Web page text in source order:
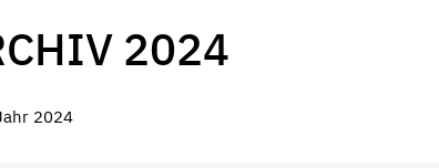
2024
2024